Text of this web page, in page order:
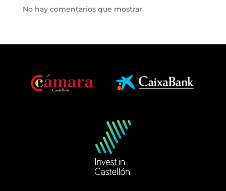
No hay comentarios que mostrar.